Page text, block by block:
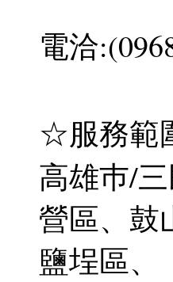
電洽
☆服務範
高雄巿/
營區、鼓
鹽埕區、